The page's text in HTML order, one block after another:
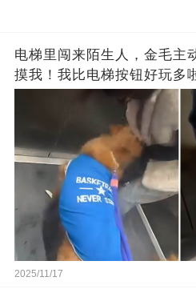
电梯里闯来陌生人，金毛主
摸我！我比电梯按钮好玩多
2025/11/17